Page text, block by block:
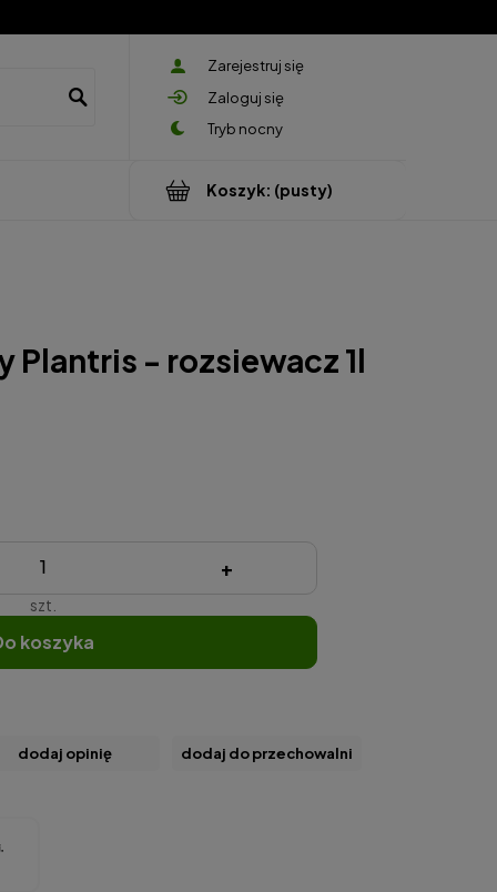
Zarejestruj się
Zaloguj się
Koszyk: (pusty)
Plantris - rozsiewacz 1l
+
szt.
do koszyka
dodaj opinię dodaj do przechowalni